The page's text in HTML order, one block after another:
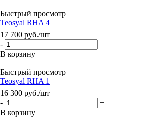
Быстрый просмотр
Teosyal RHA 4
17 700 руб./шт
-
+
В корзину
Быстрый просмотр
Teosyal RHA 1
16 300 руб./шт
-
+
В корзину